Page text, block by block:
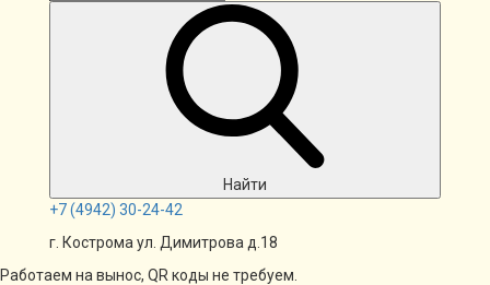
Найти
+7(4942) 30-24-42
г. Кострома ул. Димитрова д.18
Работаем на вынос, QR коды не требуем.